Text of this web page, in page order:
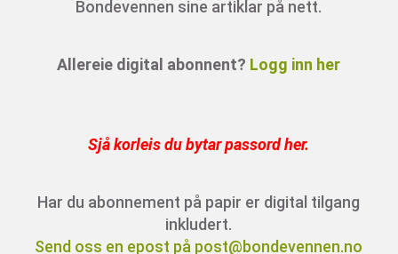
Bondevennen sine artiklar på nett.
Allereie digital abonnent? Logg inn her
Sjå korleis du bytar passord her.
Har du abonnement på papir er digital tilgang
inkludert.
Send oss en epost på post@bondevennen.no